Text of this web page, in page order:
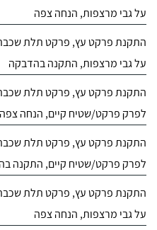
על גבי מרצפות, הנחה צפה
התקנת פרקט עץ, פרקט תלת
על גבי מרצפות, התקנה בהדבקה
התקנת פרקט עץ, פרקט תלת
לפרק פרקט/שטיח קיים, הנחה צפה
התקנת פרקט עץ, פרקט תלת
לפרק פרקט/שטיח קיים, התקנה
התקנת פרקט עץ, פרקט תלת
על גבי מרצפות, הנחה צפה